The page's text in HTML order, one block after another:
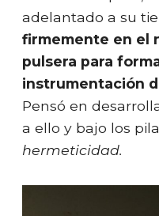
adelantado a su
firmemente en el
pulsera para
instrumentación
Pensó en
a ello y bajo los
hermeticidad.